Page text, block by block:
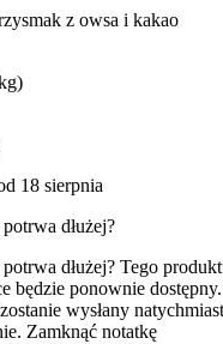
z owsa i kakao
18 sierpnia
dłużej?
dłużej? Tego
będzie ponownie
wysłany
Zamknąć notatkę